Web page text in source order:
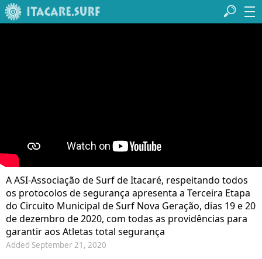
A ASI-Associação de Surf de Itacaré, respeitando todos
os protocolos de segurança apresenta a Terceira Etapa
do Circuito Municipal de Surf Nova Geração, dias 19 e 20
de dezembro de 2020, com todas as providências para
garantir aos Atletas total segurança
Added September 21, 2020